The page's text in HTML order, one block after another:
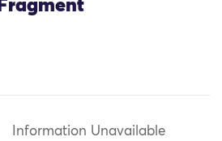
Fragment
Information Unavailable